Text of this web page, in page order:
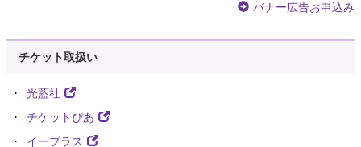
バナー広告お申込み
チケット取扱い
光藍社
チケットぴあ
イープラス